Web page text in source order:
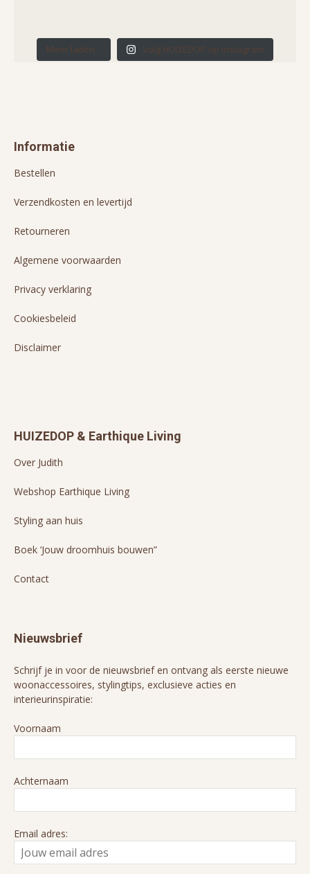
Meer laden... Volg HUIZEDOP op Instagram
Informatie
Bestellen
Verzendkosten en levertijd
Retourneren
Algemene voorwaarden
Privacy verklaring
Cookiesbeleid
Disclaimer
HUIZEDOP & Earthique Living
Over Judith
Webshop Earthique Living
Styling aan huis
Boek ‘Jouw droomhuis bouwen”
Contact
Nieuwsbrief
Schrijf je in voor de nieuwsbrief en ontvang als eerste nieuwe
woonaccessoires, stylingtips, exclusieve acties en
interieurinspiratie:
Voornaam
Achternaam
Email adres: